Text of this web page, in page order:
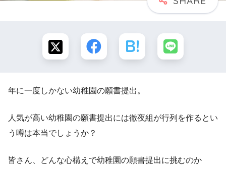
年に一度しかない幼稚園の願書提出。
人気が高い幼稚園の願書提出には徹夜組が行列を作るとい
う噂は本当でしょうか？
皆さん、どんな心構えで幼稚園の願書提出に挑むのか